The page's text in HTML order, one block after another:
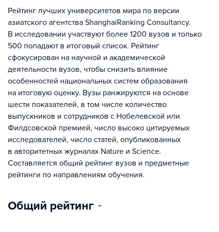
Рейтинг лучших университетов мира по версии
азиатского агентства ShanghaiRanking Consultancy.
В исследовании участвуют более 1200 вузов и только
500 попадают в итоговый список. Рейтинг
сфокусирован на научной и академической
деятельности вузов, чтобы снизить влияние
особенностей национальных систем образования
на итоговую оценку. Вузы ранжируются на основе
шести показателей, в том числе количество
выпускников и сотрудников с Нобелевской или
Филдсовской премией, число высоко цитируемых
исследователей, число статей, опубликованных
в авторитетных журналах Nature и Science.
Составляется общий рейтинг вузов и предметные
рейтинги по направлениям обучения.
Общий рейтинг